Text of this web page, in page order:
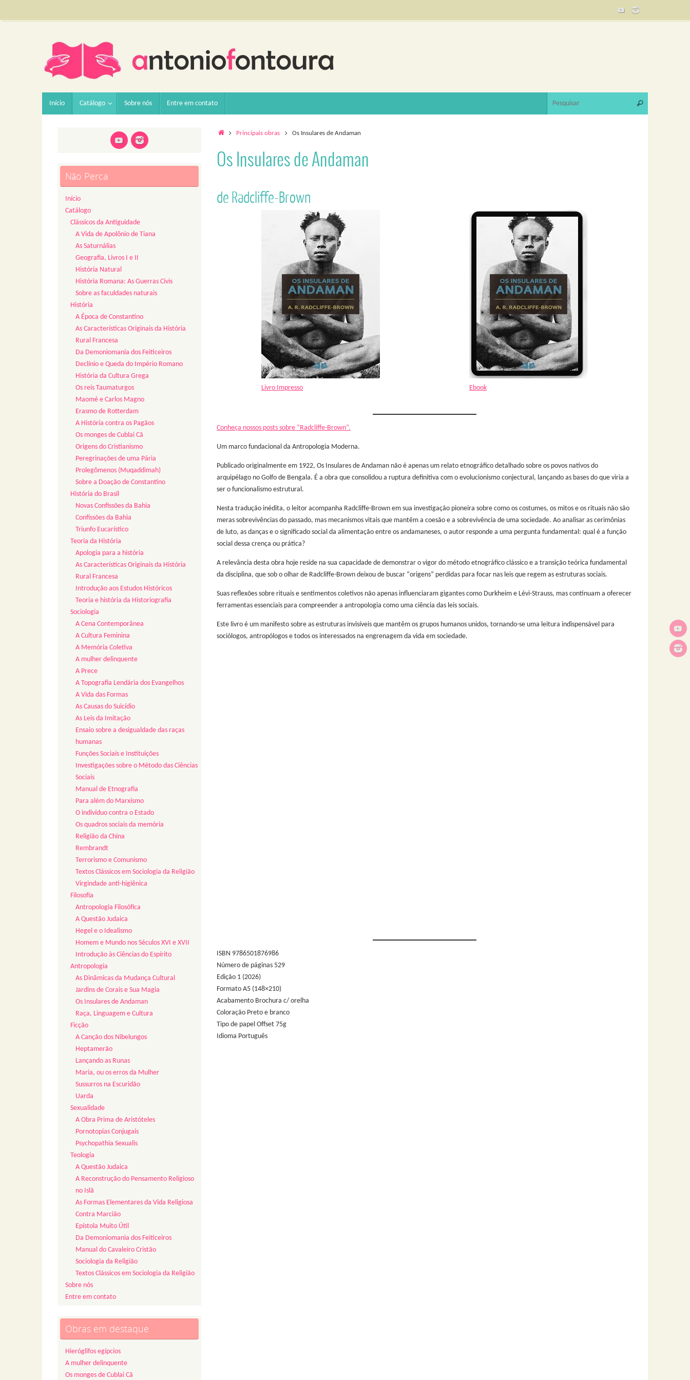
Início Catálogo Sobre nós Entre em contato Pesquisar
HomePrincipais obras Os Insulares de Andaman
Os Insulares de Andaman
de Radcliffe-Brown
Livro Impresso Ebook
Conheça nossos posts sobre “Radcliffe-Brown”.
Um marco fundacional da Antropologia Moderna.
Publicado originalmente em 1922, Os Insulares de Andaman não é apenas um relato etnográfico detalhado sobre os povos nativos do
arquipélago no Golfo de Bengala. É a obra que consolidou a ruptura definitiva com o evolucionismo conjectural, lançando as bases do que viria a
ser o funcionalismo estrutural.
Nesta tradução inédita, o leitor acompanha Radcliffe-Brown em sua investigação pioneira sobre como os costumes, os mitos e os rituais não são
meras sobrevivências do passado, mas mecanismos vitais que mantêm a coesão e a sobrevivência de uma sociedade. Ao analisar as cerimônias
de luto, as danças e o significado social da alimentação entre os andamaneses, o autor responde a uma pergunta fundamental: qual é a função
social dessa crença ou prática?
A relevância desta obra hoje reside na sua capacidade de demonstrar o vigor do método etnográfico clássico e a transição teórica fundamental
da disciplina, que sob o olhar de Radcliffe-Brown deixou de buscar “origens” perdidas para focar nas leis que regem as estruturas sociais.
Suas reflexões sobre rituais e sentimentos coletivos não apenas influenciaram gigantes como Durkheim e Lévi-Strauss, mas continuam a oferecer
ferramentas essenciais para compreender a antropologia como uma ciência das leis sociais.
Este livro é um manifesto sobre as estruturas invisíveis que mantêm os grupos humanos unidos, tornando-se uma leitura indispensável para
sociólogos, antropólogos e todos os interessados na engrenagem da vida em sociedade.
ISBN 9786501876986
Número de páginas 529
Edição 1 (2026)
Formato A5 (148×210)
Acabamento Brochura c/ orelha
Coloração Preto e branco
Tipo de papel Offset 75g
Idioma Português
Não Perca
Início
Catálogo
Clássicos da Antiguidade
A Vida de Apolônio de Tiana
As Saturnálias
Geografia, Livros I e II
História Natural
História Romana: As Guerras Civis
Sobre as faculdades naturais
História
A Época de Constantino
As Características Originais da História
Rural Francesa
Da Demoniomania dos Feiticeiros
Declínio e Queda do Império Romano
História da Cultura Grega
Os reis Taumaturgos
Maomé e Carlos Magno
Erasmo de Rotterdam
A História contra os Pagãos
Os monges de Cublai Cã
Origens do Cristianismo
Peregrinações de uma Pária
Prolegômenos (Muqaddimah)
Sobre a Doação de Constantino
História do Brasil
Novas Confissões da Bahia
Confissões da Bahia
Triunfo Eucarístico
Teoria da História
Apologia para a história
As Características Originais da História
Rural Francesa
Introdução aos Estudos Históricos
Teoria e história da Historiografia
Sociologia
A Cena Contemporânea
A Cultura Feminina
A Memória Coletiva
A mulher delinquente
A Prece
A Topografia Lendária dos Evangelhos
A Vida das Formas
As Causas do Suicídio
As Leis da Imitação
Ensaio sobre a desigualdade das raças
humanas
Funções Sociais e Instituições
Investigações sobre o Método das Ciências
Sociais
Manual de Etnografia
Para além do Marxismo
O indivíduo contra o Estado
Os quadros sociais da memória
Religião da China
Rembrandt
Terrorismo e Comunismo
Textos Clássicos em Sociologia da Religião
Virgindade anti-higiênica
Filosofia
Antropologia Filosófica
A Questão Judaica
Hegel e o Idealismo
Homem e Mundo nos Séculos XVI e XVII
Introdução às Ciências do Espírito
Antropologia
As Dinâmicas da Mudança Cultural
Jardins de Corais e Sua Magia
Os Insulares de Andaman
Raça, Linguagem e Cultura
Ficção
A Canção dos Nibelungos
Heptamerão
Lançando as Runas
Maria, ou os erros da Mulher
Sussurros na Escuridão
Uarda
Sexualidade
A Obra Prima de Aristóteles
Pornotopias Conjugais
Psychopathia Sexualis
Teologia
A Questão Judaica
A Reconstrução do Pensamento Religioso
no Islã
As Formas Elementares da Vida Religiosa
Contra Marcião
Epístola Muito Útil
Da Demoniomania dos Feiticeiros
Manual do Cavaleiro Cristão
Sociologia da Religião
Textos Clássicos em Sociologia da Religião
Sobre nós
Entre em contato
Obras em destaque
Hieróglifos egípcios
A mulher delinquente
Os monges de Cublai Cã